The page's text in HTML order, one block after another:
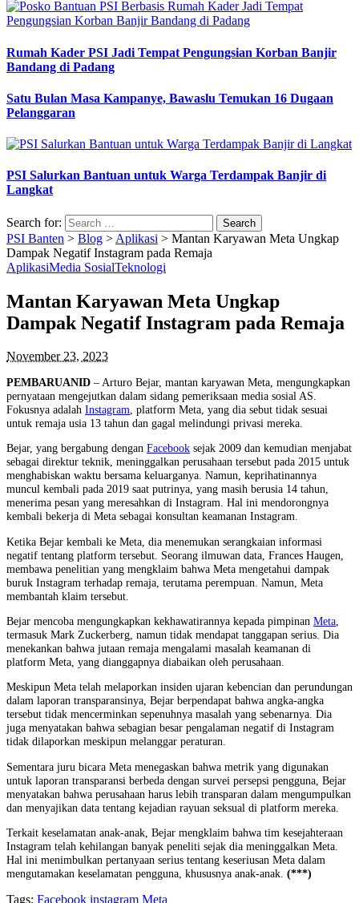
Rumah Kader PSI Jadi Tempat Pengungsian Korban Banjir
Bandang di Padang
Satu Bulan Masa Kampanye, Bawaslu Temukan 16 Dugaan
Pelanggaran
PSI Salurkan Bantuan untuk Warga Terdampak Banjir di
Langkat
Search for:
PSI Banten > Blog > Aplikasi > Mantan Karyawan Meta Ungkap
Dampak Negatif Instagram pada Remaja
AplikasiMedia SosialTeknologi
Mantan Karyawan Meta Ungkap
Dampak Negatif Instagram pada Remaja
November 23, 2023
PEMBARUANID – Arturo Bejar, mantan karyawan Meta, mengungkapkan
pernyataan mengejutkan dalam sidang pemeriksaan media sosial AS.
Fokusnya adalah Instagram , platform Meta, yang dia sebut tidak sesuai
untuk remaja usia 13 tahun dan gagal melindungi privasi mereka.
Bejar, yang bergabung dengan Facebook sejak 2009 dan kemudian menjabat
sebagai direktur teknik, meninggalkan perusahaan tersebut pada 2015 untuk
menghabiskan waktu bersama keluarganya. Namun, keprihatinannya
muncul kembali pada 2019 saat putrinya, yang masih berusia 14 tahun,
menerima pesan yang meresahkan di Instagram. Hal ini mendorongnya
kembali bekerja di Meta sebagai konsultan keamanan Instagram.
Ketika Bejar kembali ke Meta, dia menemukan serangkaian informasi
negatif tentang platform tersebut. Seorang ilmuwan data, Frances Haugen,
membawa penelitian yang mengklaim bahwa Meta mengetahui dampak
buruk Instagram terhadap remaja, terutama perempuan. Namun, Meta
membantah klaim tersebut.
Bejar mencoba mengungkapkan kekhawatirannya kepada pimpinan Meta
termasuk Mark Zuckerberg, namun tidak mendapat tanggapan serius. Dia
menekankan bahwa jutaan remaja mengalami masalah keamanan di
platform Meta, yang dianggapnya diabaikan oleh perusahaan.
Meskipun Meta telah melaporkan insiden ujaran kebencian dan perundungan
dalam laporan transparansinya, Bejar berpendapat bahwa angka-angka
tersebut tidak mencerminkan sepenuhnya masalah yang sebenarnya. Dia
juga menyatakan bahwa sebagian besar pengalaman negatif di Instagram
tidak dilaporkan meskipun melanggar peraturan.
Sementara juru bicara Meta menegaskan bahwa metrik yang digunakan
untuk laporan transparansi berbeda dengan survei persepsi pengguna, Bejar
menyatakan bahwa perusahaan harus lebih transparan dalam mengumpulkan
dan menyajikan data tentang kejadian rayuan seksual di platform mereka.
Terkait keselamatan anak-anak, Bejar mengklaim bahwa tim kesejahteraan
Instagram telah kehilangan banyak peneliti sejak dia meninggalkan Meta.
Hal ini menimbulkan pertanyaan serius tentang keseriusan Meta dalam
mengutamakan keselamatan pengguna, khususnya anak-anak. (***)
Tags: Facebook instagram Meta